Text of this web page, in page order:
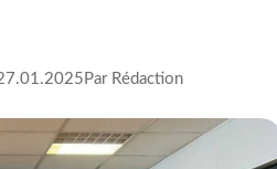
Par Rédaction